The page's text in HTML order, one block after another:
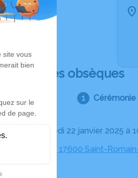
Déroulé des obsèques
Cérémonie
Le mercredi 22 janvier 2025 à
Cimetière, 17600 Saint-